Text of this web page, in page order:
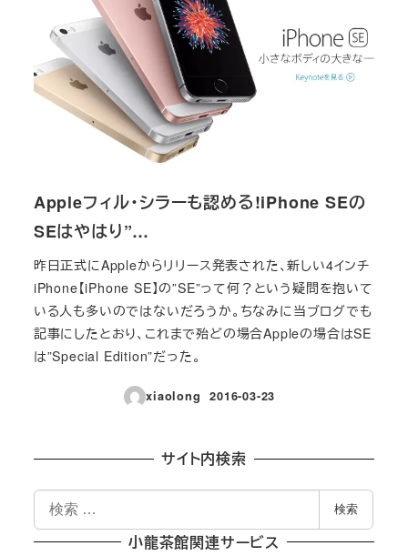
Appleフィル・シラーも認める!iPhone SEの
SEはやはり”…
昨日正式にAppleからリリース発表された、新しい4インチ
iPhone【iPhone SE】の”SE”って何？という疑問を抱いて
いる人も多いのではないだろうか。ちなみに当ブログでも
記事にしたとおり、これまで殆どの場合Appleの場合はSE
は”Special Edition”だった。
xiaolong
投稿日
2016-03-23
サイト内検索
検
索
検索
小龍茶館関連サービス